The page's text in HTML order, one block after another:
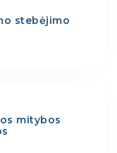
stebėjimo
mitybos